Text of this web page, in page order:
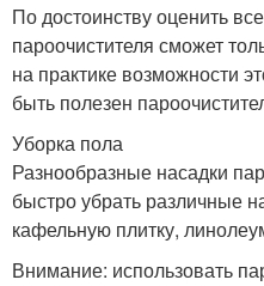
По достоинству оценить
пароочистителя сможет
на практике возможности
быть полезен
Уборка пола
Разнообразные насадки
быстро убрать различные
кафельную плитку,
Внимание: использовать